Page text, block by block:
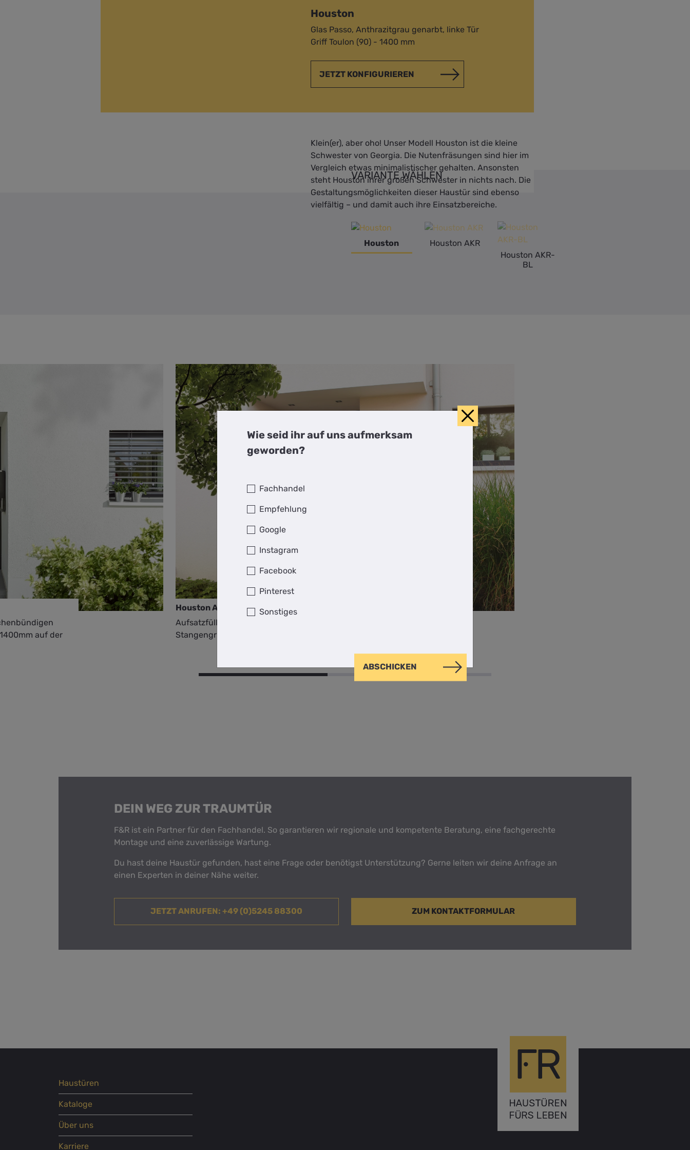
Wie seid ihr auf uns aufmerksam
geworden?
Fachhandel
Empfehlung
Google
Instagram
Facebook
Pinterest
Sonstiges
ABSCHICKEN
Houston
Glas Passo, Anthrazitgrau genarbt, linke Tür
Griff Toulon (90) - 1400 mm
JETZT KONFIGURIEREN
Klein(er), aber oho! Unser Modell Houston ist die kleine
Schwester von Georgia. Die Nutenfräsungen sind hier im
Vergleich etwas minimalistischer gehalten. Ansonsten
steht Houston ihrer großen Schwester in nichts nach. Die
Gestaltungsmöglichkeiten dieser Haustür sind ebenso
vielfältig – und damit auch ihre Einsatzbereiche.
VARIANTE WÄHLEN
Houston
Houston AKR
Houston AKR-
BL
auf der
Houston AKR-ES
Aufsatzfüllung in Anthrazitgrau feinstruktur mit Klarglas und
Stangengriff Georgia 1400mm
DEIN WEG ZUR TRAUMTÜR
F&R ist ein Partner für den Fachhandel. So garantieren wir regionale und kompetente Beratung, eine fachgerechte
Montage und eine zuverlässige Wartung.
Du hast deine Haustür gefunden, hast eine Frage oder benötigst Unterstützung? Gerne leiten wir deine Anfrage an
einen Experten in deiner Nähe weiter.
JETZT ANRUFEN: +49 (0)5245 88300 ZUM KONTAKTFORMULAR
Haustüren
Kataloge
Über uns
Karriere